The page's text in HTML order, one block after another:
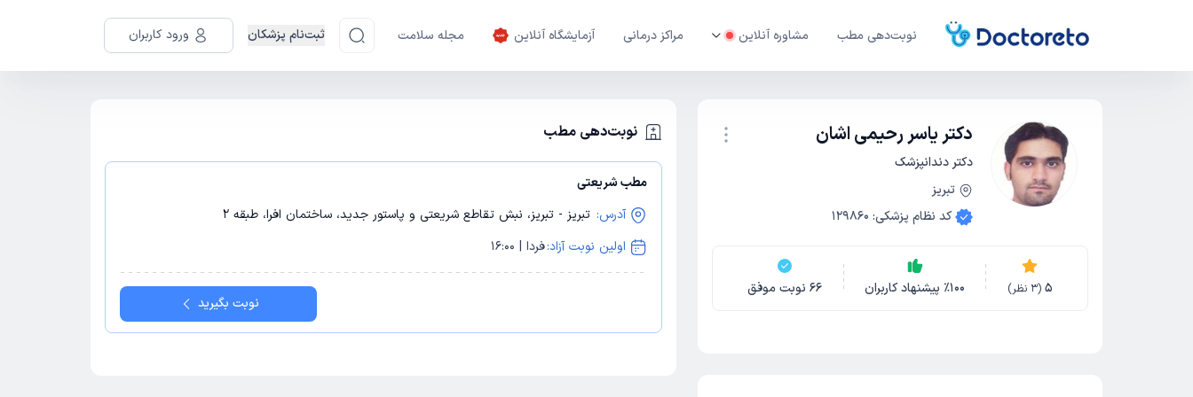
نوبت‌دهی مطب مشاوره آنلاین مراکز درمانی آزمایشگاه آنلاین مجله سلامت ثبت‌نام پزشکان ورود کاربران
دکتر یاسر رحیمی اشان
دکتر دندانپزشک
تبریز
کد نظام پزشکی:
129860
5
(
3 نظر) ٪100 پیشنهاد کاربران 66 نوبت موفق
نوبت‌دهی مطب
مطب شریعتی
آدرس: تبریز - تبریز، نبش تقاطع شریعتی و پاستور جدید، ساختمان افرا، طبقه 2
اولین نوبت آزاد:فردا | 16:00
نوبت بگیرید